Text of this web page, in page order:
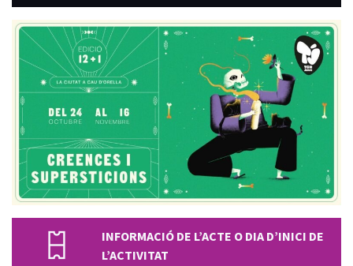
INFORMACIÓ DE L’ACTE O DIA D’INICI DE
L’ACTIVITAT